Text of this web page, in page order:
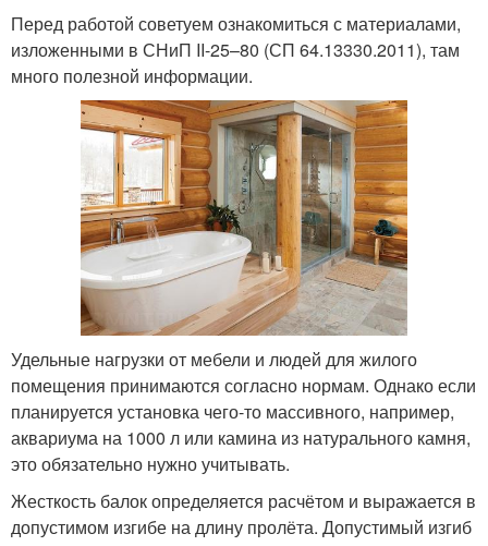
Перед работой советуем ознакомиться с материалами,
изложенными в СНиП II-25–80 (СП 64.13330.2011), там
много полезной информации.
Удельные нагрузки от мебели и людей для жилого
помещения принимаются согласно нормам. Однако если
планируется установка чего-то массивного, например,
аквариума на 1000 л или камина из натурального камня,
это обязательно нужно учитывать.
Жесткость балок определяется расчётом и выражается в
допустимом изгибе на длину пролёта. Допустимый изгиб